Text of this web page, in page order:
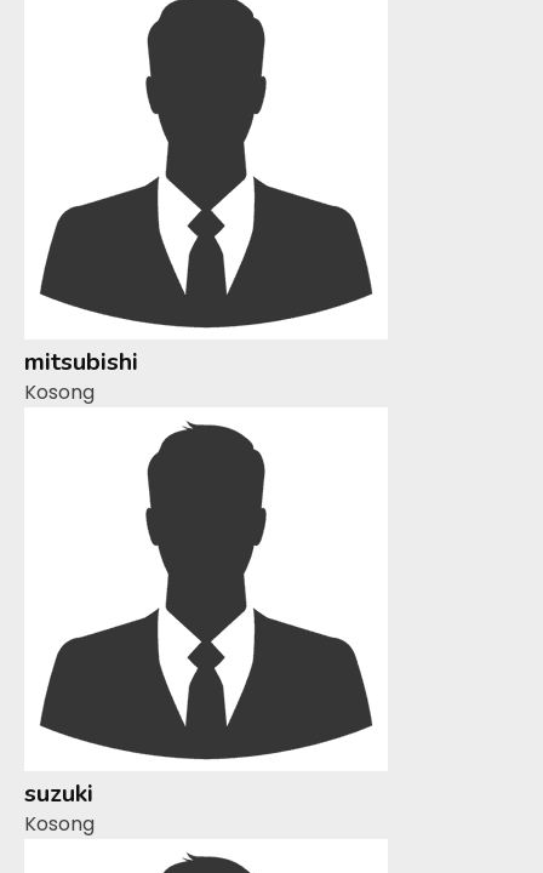
mitsubishi
Kosong
suzuki
Kosong